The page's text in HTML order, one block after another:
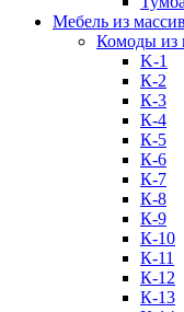
Мебель из
Комоды из
K-1
К-2
К-3
К-4
К-5
К-6
К-7
К-8
К-9
К-10
К-11
К-12
К-13